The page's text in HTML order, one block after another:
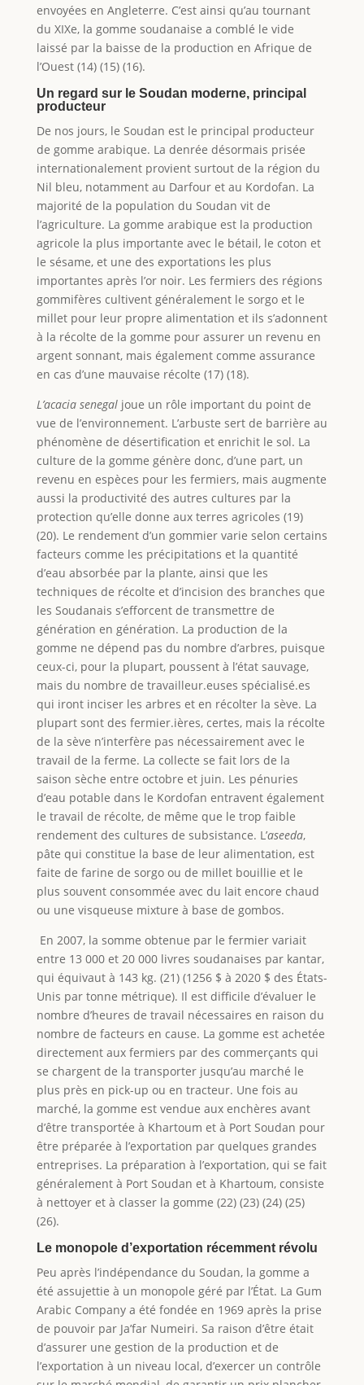
envoyées en Angleterre. C’est ainsi qu’au tournant
du XIXe, la gomme soudanaise a comblé le vide
laissé par la baisse de la production en Afrique de
l’Ouest (14) (15) (16).
Un regard sur le Soudan moderne, principal
producteur
De nos jours, le Soudan est le principal producteur
de gomme arabique. La denrée désormais prisée
internationalement provient surtout de la région du
Nil bleu, notamment au Darfour et au Kordofan. La
majorité de la population du Soudan vit de
l’agriculture. La gomme arabique est la production
agricole la plus importante avec le bétail, le coton et
le sésame, et une des exportations les plus
importantes après l’or noir. Les fermiers des régions
gommifères cultivent généralement le sorgo et le
millet pour leur propre alimentation et ils s’adonnent
à la récolte de la gomme pour assurer un revenu en
argent sonnant, mais également comme assurance
en cas d’une mauvaise récolte (17) (18).
L’acacia senegal joue un rôle important du point de
vue de l’environnement. L’arbuste sert de barrière au
phénomène de désertification et enrichit le sol. La
culture de la gomme génère donc, d’une part, un
revenu en espèces pour les fermiers, mais augmente
aussi la productivité des autres cultures par la
protection qu’elle donne aux terres agricoles (19)
(20). Le rendement d’un gommier varie selon certains
facteurs comme les précipitations et la quantité
d’eau absorbée par la plante, ainsi que les
techniques de récolte et d’incision des branches que
les Soudanais s’efforcent de transmettre de
génération en génération. La production de la
gomme ne dépend pas du nombre d’arbres, puisque
ceux-ci, pour la plupart, poussent à l’état sauvage,
mais du nombre de travailleur.euses spécialisé.es
qui iront inciser les arbres et en récolter la sève. La
plupart sont des fermier.ières, certes, mais la récolte
de la sève n’interfère pas nécessairement avec le
travail de la ferme. La collecte se fait lors de la
saison sèche entre octobre et juin. Les pénuries
d’eau potable dans le Kordofan entravent également
le travail de récolte, de même que le trop faible
rendement des cultures de subsistance. L’aseeda,
pâte qui constitue la base de leur alimentation, est
faite de farine de sorgo ou de millet bouillie et le
plus souvent consommée avec du lait encore chaud
ou une visqueuse mixture à base de gombos.
En 2007, la somme obtenue par le fermier variait
entre 13 000 et 20 000 livres soudanaises par kantar,
qui équivaut à 143 kg. (21) (1256 $ à 2020 $ des États-
Unis par tonne métrique). Il est difficile d’évaluer le
nombre d’heures de travail nécessaires en raison du
nombre de facteurs en cause. La gomme est achetée
directement aux fermiers par des commerçants qui
se chargent de la transporter jusqu’au marché le
plus près en pick-up ou en tracteur. Une fois au
marché, la gomme est vendue aux enchères avant
d’être transportée à Khartoum et à Port Soudan pour
être préparée à l’exportation par quelques grandes
entreprises. La préparation à l’exportation, qui se fait
généralement à Port Soudan et à Khartoum, consiste
à nettoyer et à classer la gomme (22) (23) (24) (25)
(26).
Le monopole d’exportation récemment révolu
Peu après l’indépendance du Soudan, la gomme a
été assujettie à un monopole géré par l’État. La Gum
Arabic Company a été fondée en 1969 après la prise
de pouvoir par Ja’far Numeiri. Sa raison d’être était
d’assurer une gestion de la production et de
l’exportation à un niveau local, d’exercer un contrôle